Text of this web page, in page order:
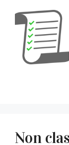
contenu
Non